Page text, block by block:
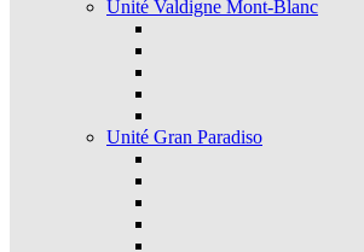
Unité Valdigne Mont-Blanc
Unité Gran Paradiso